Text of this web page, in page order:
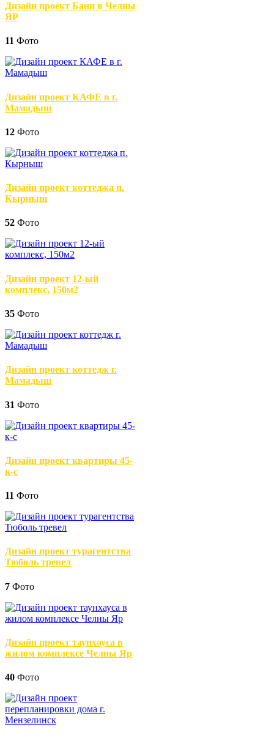
Дизайн проект Бани в Челны
ЯР
11 Фото
Дизайн проект КАФЕ в г.
Мамадыш
12 Фото
Дизайн проект коттеджа п.
Кырныш
52 Фото
Дизайн проект 12-ый
комплекс, 150м2
35 Фото
Дизайн проект коттедж г.
Мамадыш
31 Фото
Дизайн проект квартиры 45-
к-с
11 Фото
Дизайн проект турагентства
Тюболь тревел
7 Фото
Дизайн проект таунхауса в
жилом комплексе Челны Яр
40 Фото